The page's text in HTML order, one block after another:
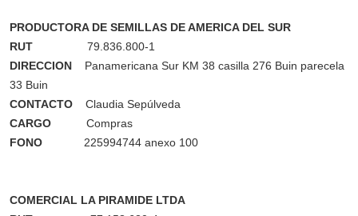
PRODUCTORA DE SEMILLAS DE AMERICA DEL SUR
RUT
79.836.800-1
DIRECCION
Panamericana Sur KM 38 casilla 276 Buin parecela
33 Buin
CONTACTO Claudia Sepúlveda
CARGO
Compras
FONO 225994744 anexo 100
COMERCIAL LA PIRAMIDE LTDA